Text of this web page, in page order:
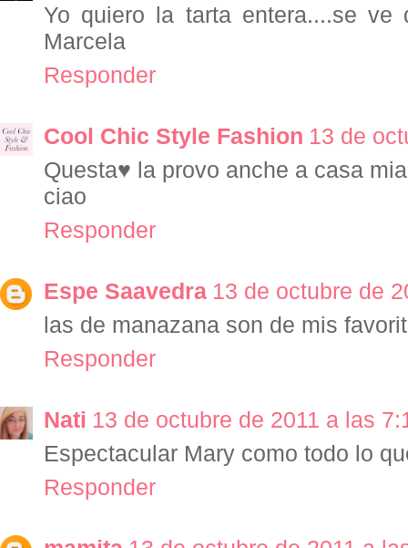
Yo quiero la tarta entera....se ve
Marcela
Responder
Cool Chic Style Fashion 13 de
Questa♥ la provo anche a casa mia
ciao
Responder
Espe Saavedra 13 de octubre de
las de manazana son de mis
Responder
Nati 13 de octubre de 2011 a las
Espectacular Mary como todo lo
Responder